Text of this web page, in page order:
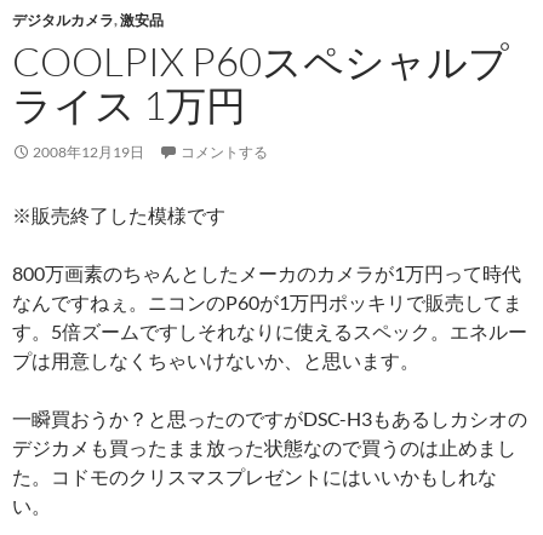
デジタルカメラ,激安品
COOLPIX P60スペシャルプ
ライス 1万円
2008年12月19日 コメントする
※販売終了した模様です
800万画素のちゃんとしたメーカのカメラが1万円って時代
なんですねぇ。ニコンのP60が1万円ポッキリで販売してま
す。5倍ズームですしそれなりに使えるスペック。エネルー
プは用意しなくちゃいけないか、と思います。
一瞬買おうか？と思ったのですがDSC-H3もあるしカシオの
デジカメも買ったまま放った状態なので買うのは止めまし
た。コドモのクリスマスプレゼントにはいいかもしれな
い。